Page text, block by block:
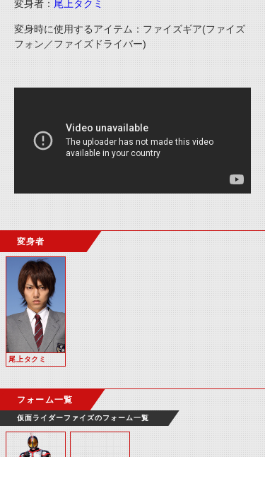
変身者： 尾上タクミ
変身時に使用するアイテム：ファイズギア(ファイズ
フォン／ファイズドライバー)
変身者
尾上タクミ
フォーム一覧
仮面ライダーファイズのフォーム一覧